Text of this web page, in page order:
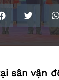
sân vận